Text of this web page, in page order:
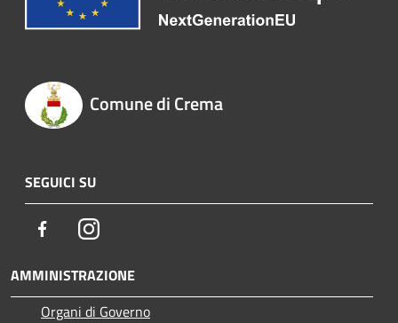
Comune di Crema
SEGUICI SU
FacebookInstagram
AMMINISTRAZIONE
Organi di Governo